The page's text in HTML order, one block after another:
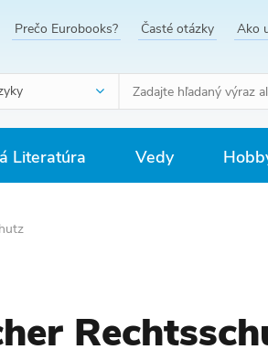
Prečo Eurobooks? Časté otázky Ako
Literatúra Vedy